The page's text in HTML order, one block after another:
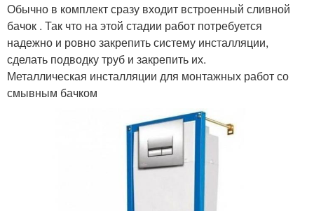
Обычно в комплект сразу входит встроенный сливной
бачок . Так что на этой стадии работ потребуется
надежно и ровно закрепить систему инсталляции,
сделать подводку труб и закрепить их.
Металлическая инсталляции для монтажных работ со
смывным бачком